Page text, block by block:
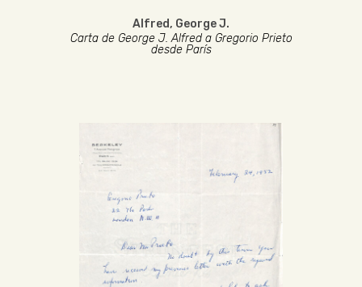
Alfred, George J.
Carta de George J. Alfred a Gregorio Prieto
desde París